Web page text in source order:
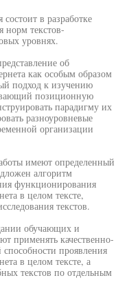
в разработке
норм текстов-
уровнях.
об
как особым образом
подход к изучению
позиционную
парадигму их
разноуровневые
организации
имеют определенный
алгоритм
функционирования
в целом тексте,
текстов.
обучающих и
применять качественно-
проявления
в целом тексте, а
текстов по отдельным